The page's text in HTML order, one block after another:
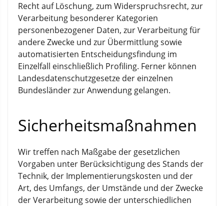
Recht auf Löschung, zum Widerspruchsrecht, zur
Verarbeitung besonderer Kategorien
personenbezogener Daten, zur Verarbeitung für
andere Zwecke und zur Übermittlung sowie
automatisierten Entscheidungsfindung im
Einzelfall einschließlich Profiling. Ferner können
Landesdatenschutzgesetze der einzelnen
Bundesländer zur Anwendung gelangen.
Sicherheitsmaßnahmen
Wir treffen nach Maßgabe der gesetzlichen
Vorgaben unter Berücksichtigung des Stands der
Technik, der Implementierungskosten und der
Art, des Umfangs, der Umstände und der Zwecke
der Verarbeitung sowie der unterschiedlichen